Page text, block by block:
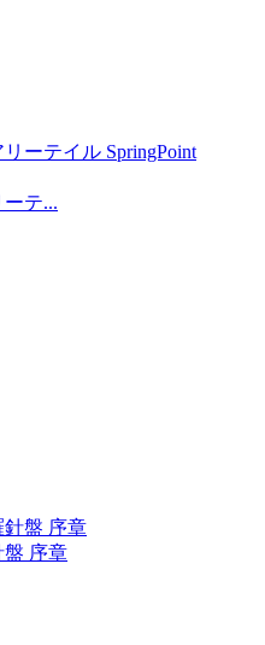
テ...
盤 序章